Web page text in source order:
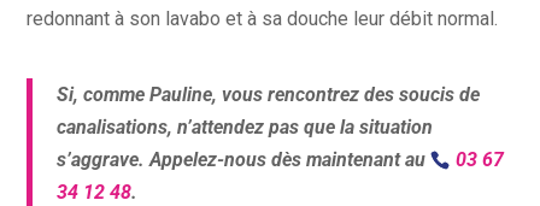
redonnant à son lavabo et à sa douche leur débit normal.
Si, comme Pauline, vous rencontrez des soucis de
canalisations, n’attendez pas que la situation
s’aggrave. Appelez-nous dès maintenant au
03 67
34 12 48.